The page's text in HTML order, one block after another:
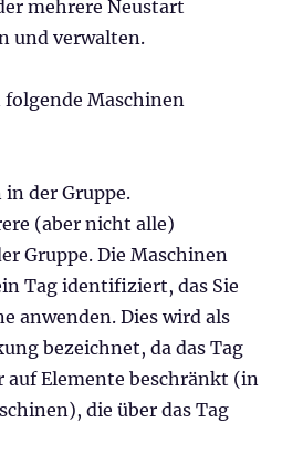
mehrere Neustart
und verwalten.
Maschinen
der Gruppe.
(aber nicht alle)
Gruppe. Die Maschinen
Tag identifiziert, das Sie
anwenden. Dies wird als
bezeichnet, da das Tag
auf Elemente beschränkt (in
die über das Tag